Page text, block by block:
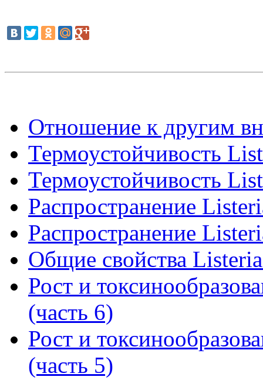
Отношение к другим
Термоустойчивость
Термоустойчивость
Распространение
Распространение
Общие свойства
Рост и
(часть 6)
Рост и
(часть 5)